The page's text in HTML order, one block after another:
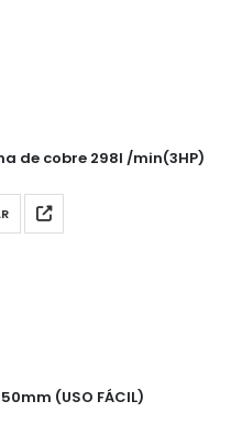
de cobre 298l /min(3HP)
(USO FÁCIL)